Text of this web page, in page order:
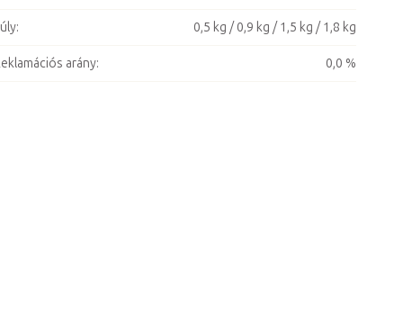
: 0,5 kg / 0,9 kg / 1,5 kg / 1,8 kg
arány: 0,0 %